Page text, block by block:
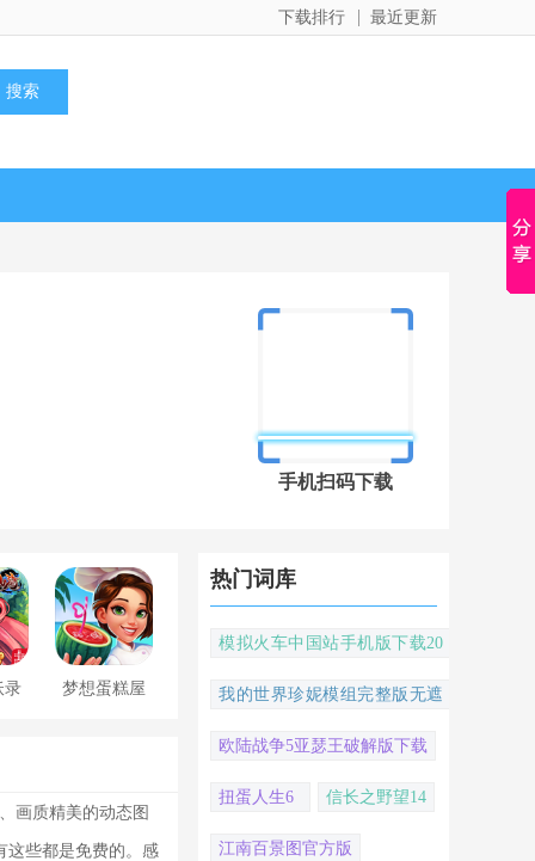
最近更新
下载排行
手机扫码下载
录 梦想蛋糕屋
画质精美的动态图
这些都是免费的。感
热门词库
模拟火车中国站手机版下载20
我的世界珍妮模组完整版无遮
欧陆战争5亚瑟王破解版下载
扭蛋人生6 信长之野望14
江南百景图官方版